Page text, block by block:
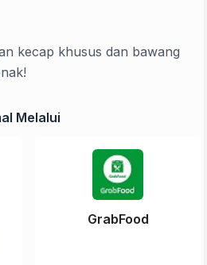
kecap khusus dan bawang
Melalui
GrabFood